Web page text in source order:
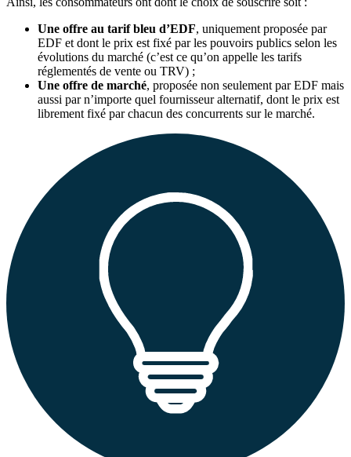
Une offre au tarif bleu d’EDF, uniquement proposée par
EDF et dont le prix est fixé par les pouvoirs publics selon les
évolutions du marché (c’est ce qu’on appelle les tarifs
réglementés de vente ou TRV) ;
Une offre de marché, proposée non seulement par EDF mais
aussi par n’importe quel fournisseur alternatif, dont le prix est
librement fixé par chacun des concurrents sur le marché.